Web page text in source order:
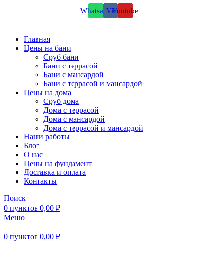
WhatsappVkYoutube
Главная
Цены на бани
Сруб бани
Бани с террасой
Бани с мансардой
Бани с террасой и мансардой
Цены на дома
Сруб дома
Дома с террасой
Дома с мансардой
Дома с террасой и мансардой
Наши работы
Блог
О нас
Цены на фундамент
Доставка и оплата
Контакты
Поиск
0 пунктов 0,00 ₽
Меню
0 пунктов 0,00 ₽